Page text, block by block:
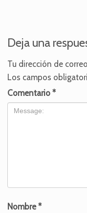
Deja una
Tu dirección de
Los campos
Comentario *
Nombre*